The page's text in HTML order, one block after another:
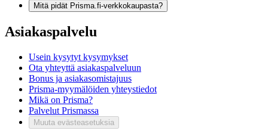
Mitä pidät Prisma.fi-verkkokaupasta?
Asiakaspalvelu
Usein kysytyt kysymykset
Ota yhteyttä asiakaspalveluun
Bonus ja asiakasomistajuus
Prisma-myymälöiden yhteystiedot
Mikä on Prisma?
Palvelut Prismassa
Muuta evästeasetuksia